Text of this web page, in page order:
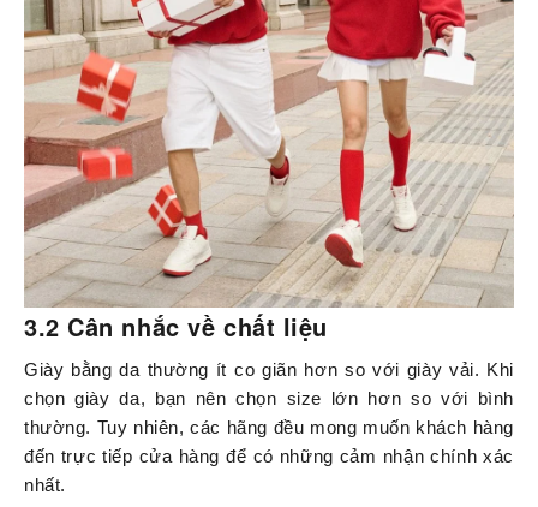
3.2 Cân nhắc về chất liệu
Giày bằng da thường ít co giãn hơn so với giày vải. Khi
chọn giày da, bạn nên chọn size lớn hơn so với bình
thường. Tuy nhiên, các hãng đều mong muốn khách hàng
đến trực tiếp cửa hàng để có những cảm nhận chính xác
nhất.